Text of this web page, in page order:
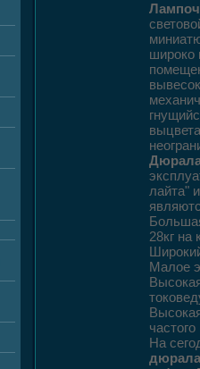
широко
лайта"
28кг на
Малое
На